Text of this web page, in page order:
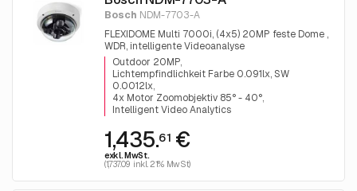
Bosch NDM-7703-A
FLEXIDOME Multi 7000i, (4x5) 20MP feste Dome ,
WDR, intelligente Videoanalyse
Outdoor 20MP
Lichtempfindlichkeit Farbe 0.091lx, SW
0.0012lx
4x Motor Zoomobjektiv 85° - 40°
Intelligent Video Analytics
1,435.61€
exkl. MwSt.
(1,737.09 inkl. 21% MwSt)